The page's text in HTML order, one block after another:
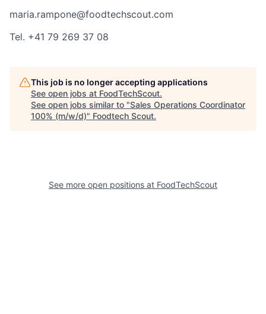
maria.rampone@foodtechscout.com
Tel. +41 79 269 37 08
This job is no longer accepting applications
See open jobs at FoodTechScout.
See open jobs similar to "Sales Operations Coordinator
100% (m/w/d)" Foodtech Scout.
See more open positions at FoodTechScout